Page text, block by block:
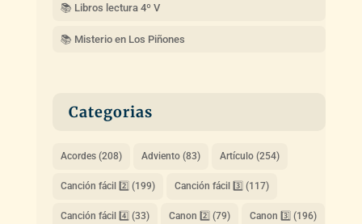
📚 Libros lectura 4º V
📚 Misterio en Los Piñones
Categorias
Acordes(208) Adviento(83) Artículo(254)
Canción fácil 2️⃣ (199) Canción fácil 3️⃣ (117)
Canción fácil 4️⃣ (33) Canon 2️⃣ (79) Canon 3️⃣ (196)